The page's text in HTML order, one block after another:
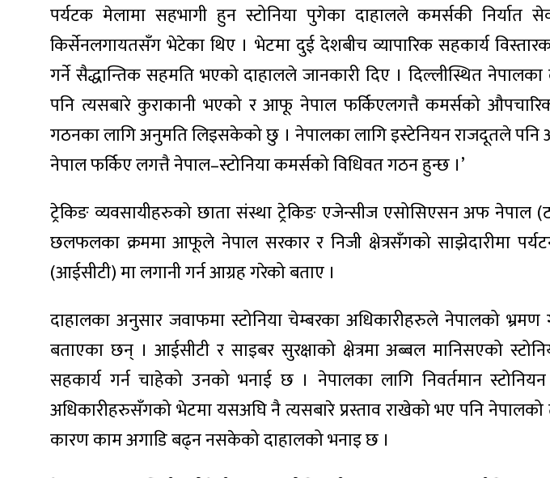
पर्यटक मेलामा सहभागी हुन स्टोनिया पुगेका दाहालले कमर्सकी निर्यात
किर्सेनलगायतसँग भेटेका थिए । भेटमा दुई देशबीच व्यापारिक सहकार्य
गर्ने सैद्धान्तिक सहमति भएको दाहालले जानकारी दिए । दिल्लीस्थित
पनि त्यसबारे कुराकानी भएको र आफू नेपाल फर्किएलगत्तै कमर्सको
गठनका लागि अनुमति लिइसकेको छु । नेपालका लागि इस्टेनियन राजदूतले पनि
नेपाल फर्किए लगत्तै नेपाल–स्टोनिया कमर्सको विधिवत गठन हुन्छ ।’
ट्रेकिङ व्यवसायीहरुको छाता संस्था ट्रेकिङ एजेन्सीज एसोसिएसन अफ नेपाल
छलफलका क्रममा आफूले नेपाल सरकार र निजी क्षेत्रसँगको साझेदारीमा पर्यटन,
(आईसीटी) मा लगानी गर्न आग्रह गरेको बताए ।
दाहालका अनुसार जवाफमा स्टोनिया चेम्बरका अधिकारीहरुले नेपालको भ्रमण
बताएका छन् । आईसीटी र साइबर सुरक्षाको क्षेत्रमा अब्बल मानिसएको
सहकार्य गर्न चाहेको उनको भनाई छ । नेपालका लागि निवर्तमान
अधिकारीहरुसँगको भेटमा यसअघि नै त्यसबारे प्रस्ताव राखेको भए पनि
कारण काम अगाडि बढ्न नसकेको दाहालको भनाइ छ ।